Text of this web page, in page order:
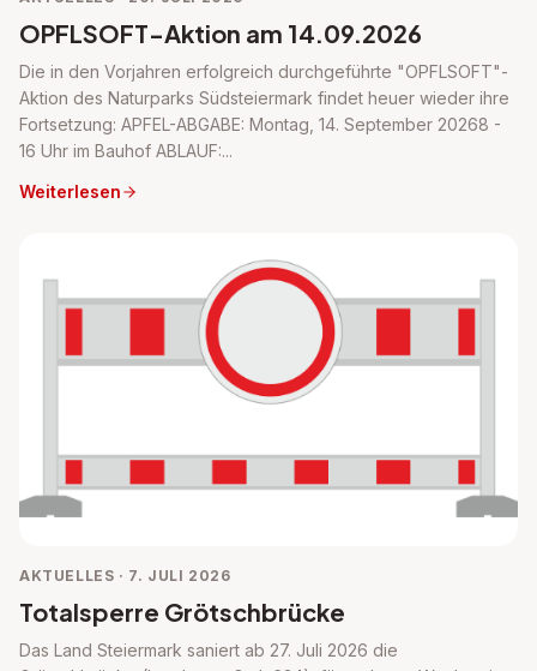
OPFLSOFT-Aktion am 14.09.2026
Die in den Vorjahren erfolgreich durchgeführte "OPFLSOFT"-
Aktion des Naturparks Südsteiermark findet heuer wieder ihre
Fortsetzung: APFEL-ABGABE: Montag, 14. September 20268 -
16 Uhr im Bauhof ABLAUF:...
Weiterlesen
AKTUELLES · 7. JULI 2026
Totalsperre Grötschbrücke
Das Land Steiermark saniert ab 27. Juli 2026 die